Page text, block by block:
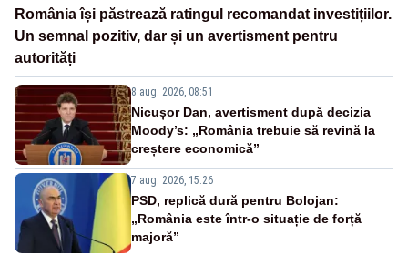
România își păstrează ratingul recomandat investițiilor.
Un semnal pozitiv, dar și un avertisment pentru
autorități
8 aug. 2026, 08:51
Nicușor Dan, avertisment după decizia
Moody’s: „România trebuie să revină la
creștere economică”
7 aug. 2026, 15:26
PSD, replică dură pentru Bolojan:
„România este într-o situație de forță
majoră”